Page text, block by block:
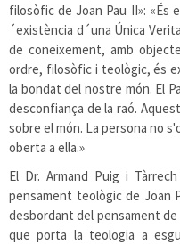
filosòfic de Joan Pau II»: «És
´existència d´una Única
de coneixement, amb
ordre, filosòfic i teològic, és
la bondat del nostre món. El
desconfiança de la raó.
sobre el món. La persona no
oberta a ella.»
El Dr. Armand Puig i
pensament teològic de Joan
desbordant del pensament
que porta la teologia a